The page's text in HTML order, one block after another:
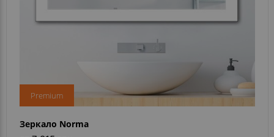
Premium
Зеркало Norma